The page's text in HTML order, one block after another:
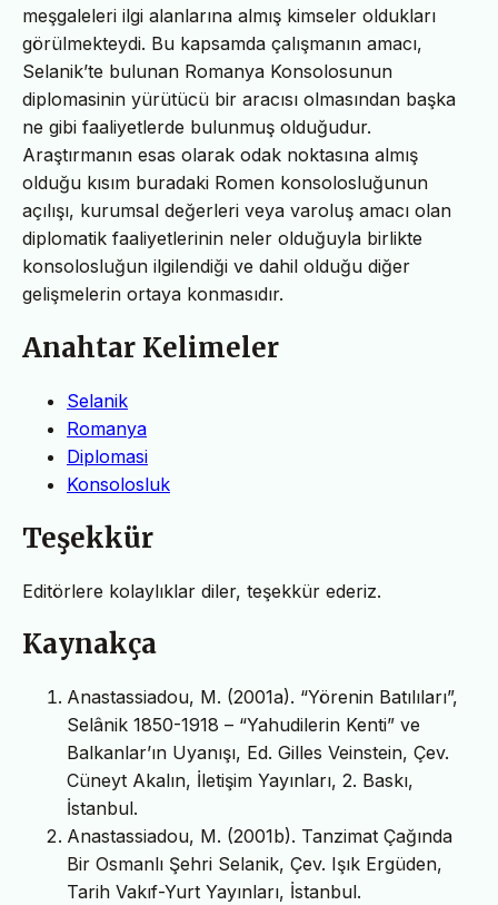
meşgaleleri ilgi alanlarına almış kimseler oldukları
görülmekteydi. Bu kapsamda çalışmanın amacı,
Selanik’te bulunan Romanya Konsolosunun
diplomasinin yürütücü bir aracısı olmasından başka
ne gibi faaliyetlerde bulunmuş olduğudur.
Araştırmanın esas olarak odak noktasına almış
olduğu kısım buradaki Romen konsolosluğunun
açılışı, kurumsal değerleri veya varoluş amacı olan
diplomatik faaliyetlerinin neler olduğuyla birlikte
konsolosluğun ilgilendiği ve dahil olduğu diğer
gelişmelerin ortaya konmasıdır.
Anahtar Kelimeler
Selanik
Romanya
Diplomasi
Konsolosluk
Teşekkür
Editörlere kolaylıklar diler, teşekkür ederiz.
Kaynakça
Anastassiadou, M. (2001a). “Yörenin Batılıları”,
Selânik 1850-1918 – “Yahudilerin Kenti” ve
Balkanlar’ın Uyanışı, Ed. Gilles Veinstein, Çev.
Cüneyt Akalın, İletişim Yayınları, 2. Baskı,
İstanbul.
Anastassiadou, M. (2001b). Tanzimat Çağında
Bir Osmanlı Şehri Selanik, Çev. Işık Ergüden,
Tarih Vakıf-Yurt Yayınları, İstanbul.